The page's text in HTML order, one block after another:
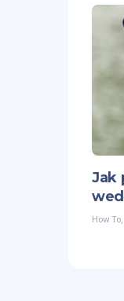
Jak
How To,